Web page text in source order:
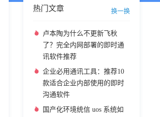
热门文章 换一换
卢本陶为什么不更新飞秋
了？完全内网部署的即时通
讯软件推荐
企业必用通讯工具：推荐10
款适合企业内部使用的即时
沟通软件
国产化环境统信 uos 系统如